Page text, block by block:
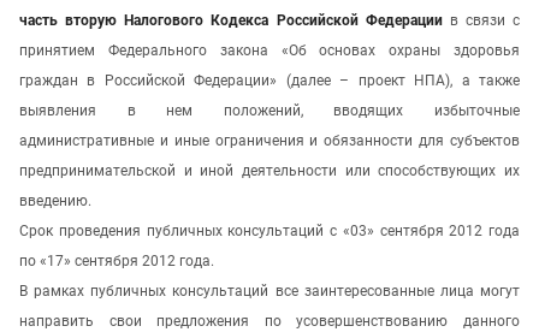
часть вторую Налогового Кодекса Российской Федерациив связи с
принятием Федерального закона «Об основах охраны здоровья
граждан в Российской Федерации» (далее – проект НПА), а также
выявления в нем положений, вводящих избыточные
административные и иные ограничения и обязанности для субъектов
предпринимательской и иной деятельности или способствующих их
введению.
Срок проведения публичных консультаций с «03» сентября 2012 года
по «17» сентября 2012 года.
В рамках публичных консультаций все заинтересованные лица могут
направить свои предложения по усовершенствованию данного